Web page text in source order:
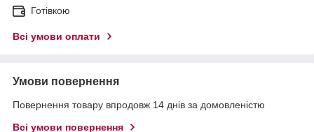
Готівкою
Всі умови оплати
Умови повернення
Повернення товару впродовж 14 днів за домовленістю
Всі умови повернення